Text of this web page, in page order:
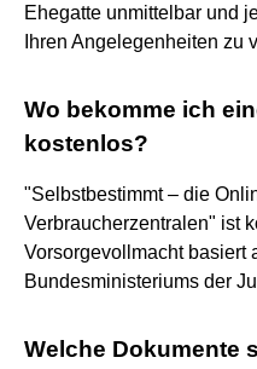
Ehegatte unmittelbar und
Ihren Angelegenheiten zu
Wo bekomme ich
kostenlos?
"Selbstbestimmt – die
Verbraucherzentralen" ist
Vorsorgevollmacht basiert
Bundesministeriums der
Welche Dokumente